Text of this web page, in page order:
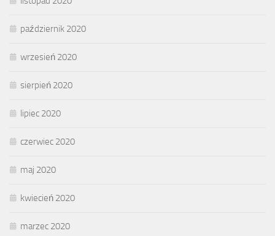
październik 2020
wrzesień 2020
sierpień 2020
lipiec 2020
czerwiec 2020
maj 2020
kwiecień 2020
marzec 2020